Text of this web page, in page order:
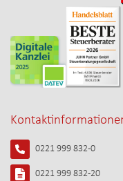
0221 999 832-0
0221 999 832-20